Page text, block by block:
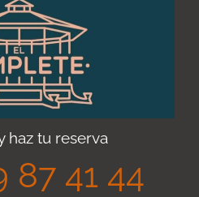
haz tu reserva
87 41 44